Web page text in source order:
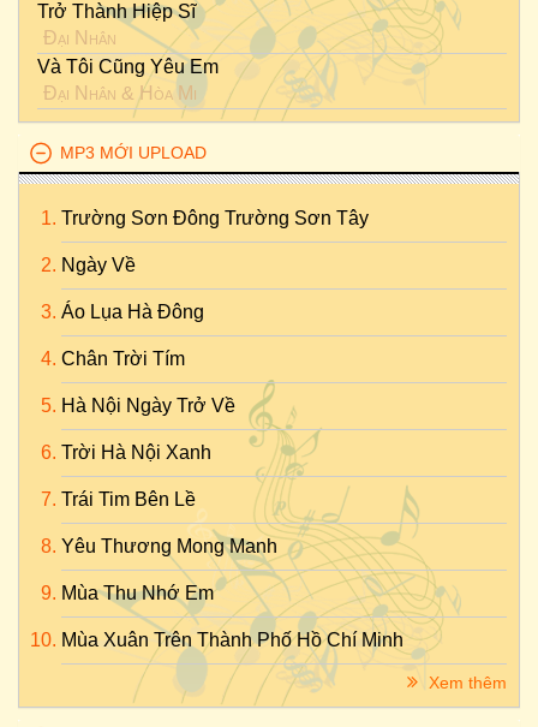
Trở Thành Hiệp Sĩ
Đại Nhân
Và Tôi Cũng Yêu Em
Đại Nhân & Hòa Mi
MP3 MỚI UPLOAD
Trường Sơn Đông Trường Sơn Tây
Ngày Về
Áo Lụa Hà Đông
Chân Trời Tím
Hà Nội Ngày Trở Về
Trời Hà Nội Xanh
Trái Tim Bên Lề
Yêu Thương Mong Manh
Mùa Thu Nhớ Em
Mùa Xuân Trên Thành Phố Hồ Chí Minh
Xem thêm